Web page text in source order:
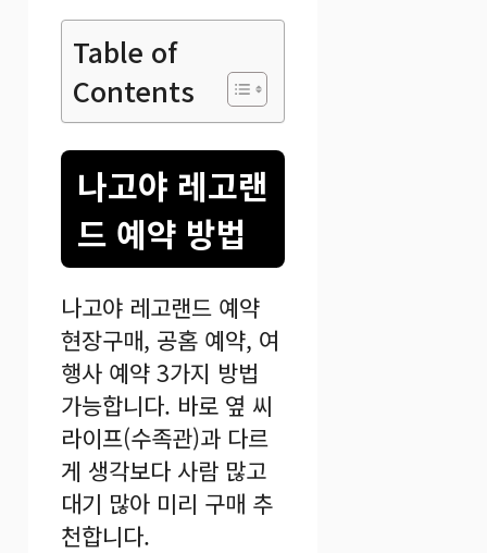
Table of
Contents
나고야 레고랜
드 예약 방법
나고야 레고랜드 예약
현장구매, 공홈 예약, 여
행사 예약 3가지 방법
가능합니다. 바로 옆 씨
라이프(수족관)과 다르
게 생각보다 사람 많고
대기 많아 미리 구매 추
천합니다.